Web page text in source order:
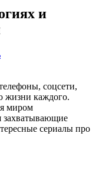
и
соцсети,
жизни каждого.
миром
захватывающие
сериалы про